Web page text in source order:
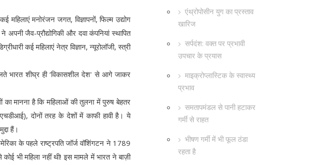
एंथ्रोपोसीन युग का प्रस्ताव
खारिज
सर्पदंश: वक्त पर प्रभावी
उपचार के प्रयास
माइक्रोप्लास्टिक के स्वास्थ्य
प्रभाव
समतापमंडल से पानी हटाकर
गर्मी से राहत
भीषण गर्मी में भी फूल ठंडा
रहता है
मनोरंजन जगत, विज्ञापनों, फिल्म उद्योग
जैव-प्रौद्योगिकी और दवा कंपनियां स्थापित
कई महिलाएं नेत्र विज्ञान, न्यूरोलॉजी, स्त्री
भारत शीघ्र ही ‘विकासशील देश' से आगे जाकर
मानना है कि महिलाओं की तुलना में पुरुष बेहतर
दोनों तरह के देशों में काफी हावी है। ये
हैं।
के पहले राष्ट्रपति जॉर्ज वॉशिंगटन ने 1789
भी महिला नहीं थी! इस मामले में भारत ने बाज़ी